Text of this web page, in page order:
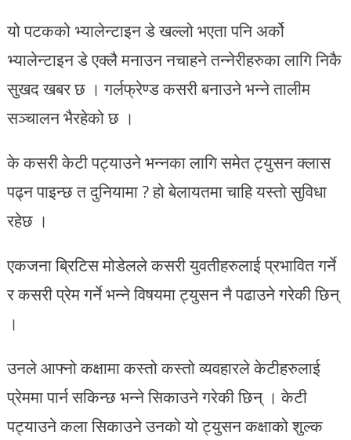
यो पटकको भ्यालेन्टाइन डे खल्लो भएता पनि अर्को
भ्यालेन्टाइन डे एक्लै मनाउन नचाहने तन्नेरीहरुका लागि निकै
सुखद खबर छ । गर्लफ्रेण्ड कसरी बनाउने भन्ने तालीम
सञ्चालन भैरहेको छ ।
के कसरी केटी पट्याउने भन्नका लागि समेत ट्युसन क्लास
पढ्न पाइन्छ त दुनियामा ? हो बेलायतमा चाहि यस्तो सुविधा
रहेछ ।
एकजना ब्रिटिस मोडेलले कसरी युवतीहरुलाई प्रभावित गर्ने
र कसरी प्रेम गर्ने भन्ने विषयमा ट्युसन नै पढाउने गरेकी छिन्
।
उनले आफ्नो कक्षामा कस्तो कस्तो व्यवहारले केटीहरुलाई
प्रेममा पार्न सकिन्छ भन्ने सिकाउने गरेकी छिन् । केटी
पट्याउने कला सिकाउने उनको यो ट्युसन कक्षाको शुल्क